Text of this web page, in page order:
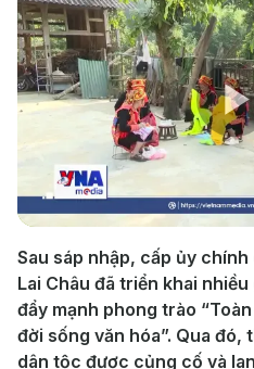
Sau sáp nhập, cấp ủy
Lai Châu đã triển khai
đẩy mạnh phong trào
đời sống văn hóa”. Qua đó,
dân tộc được củng cố và